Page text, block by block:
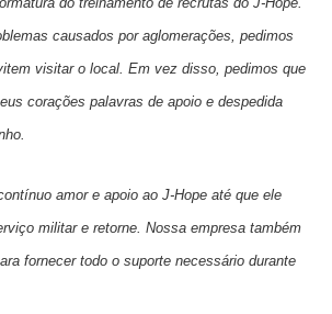
causados por aglomerações, pedimos
visitar o local. Em vez disso, pedimos que
corações palavras de apoio e despedida
amor e apoio ao J-Hope até que ele
militar e retorne. Nossa empresa também
fornecer todo o suporte necessário durante